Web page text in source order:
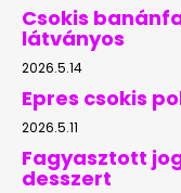
Csokis
látványos
2026.5.14
Epres csokis
2026.5.11
Fagyasztott
desszert